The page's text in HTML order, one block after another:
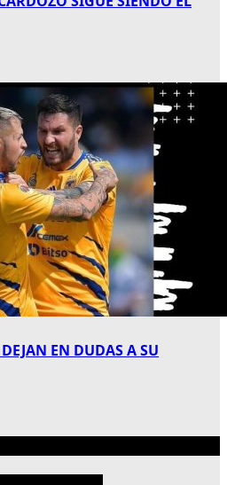
EN DUDAS A SU